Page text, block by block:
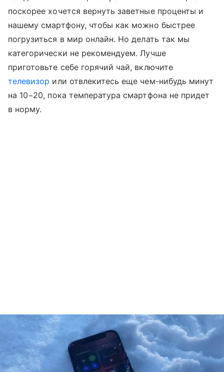
поскорее хочется вернуть заветные проценты и
нашему смартфону, чтобы как можно быстрее
погрузиться в мир онлайн. Но делать так мы
категорически не рекомендуем. Лучше
приготовьте себе горячий чай, включите
телевизор или отвлекитесь еще чем-нибудь минут
на 10−20, пока температура смартфона не придет
в норму.